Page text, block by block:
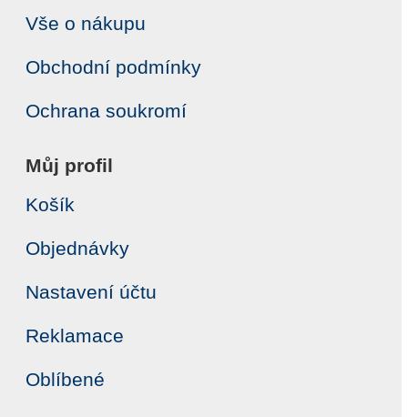
Vše o nákupu
Obchodní podmínky
Ochrana soukromí
Můj profil
Košík
Objednávky
Nastavení účtu
Reklamace
Oblíbené